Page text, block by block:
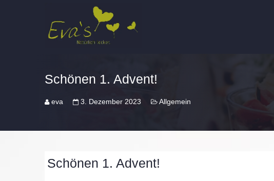
Schönen 1. Advent!
eva 3. Dezember 2023 Allgemein
Schönen 1. Advent!